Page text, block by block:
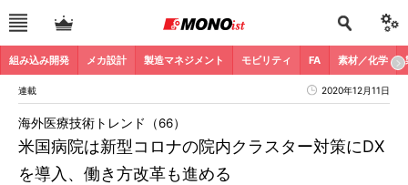
組み込み開発 メカ設計 製造マネジメント モビリティ FA 素材／化学
連載 2020年12月11日
米国病院は新型コロナの院内クラスター対策にDX
を導入、働き方改革も進める
海外医療技術トレンド（66）